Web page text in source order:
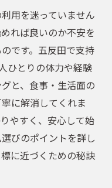
用を迷っていません
れば良いのか不安を
です。五反田で支持
ひとりの体力や経験
と、食事・生活面の
に解消してくれま
やすく、安心して始
びのポイントを詳し
に近づくための秘訣